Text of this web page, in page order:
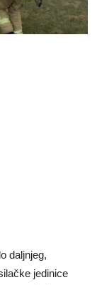
daljnjeg,
jedinice